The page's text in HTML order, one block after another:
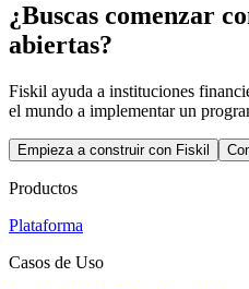
¿Buscas comenzar
abiertas?
Fiskil ayuda a instituciones
el mundo a implementar un
Empieza a construir con Fiskil
Productos
Plataforma
Casos de Uso